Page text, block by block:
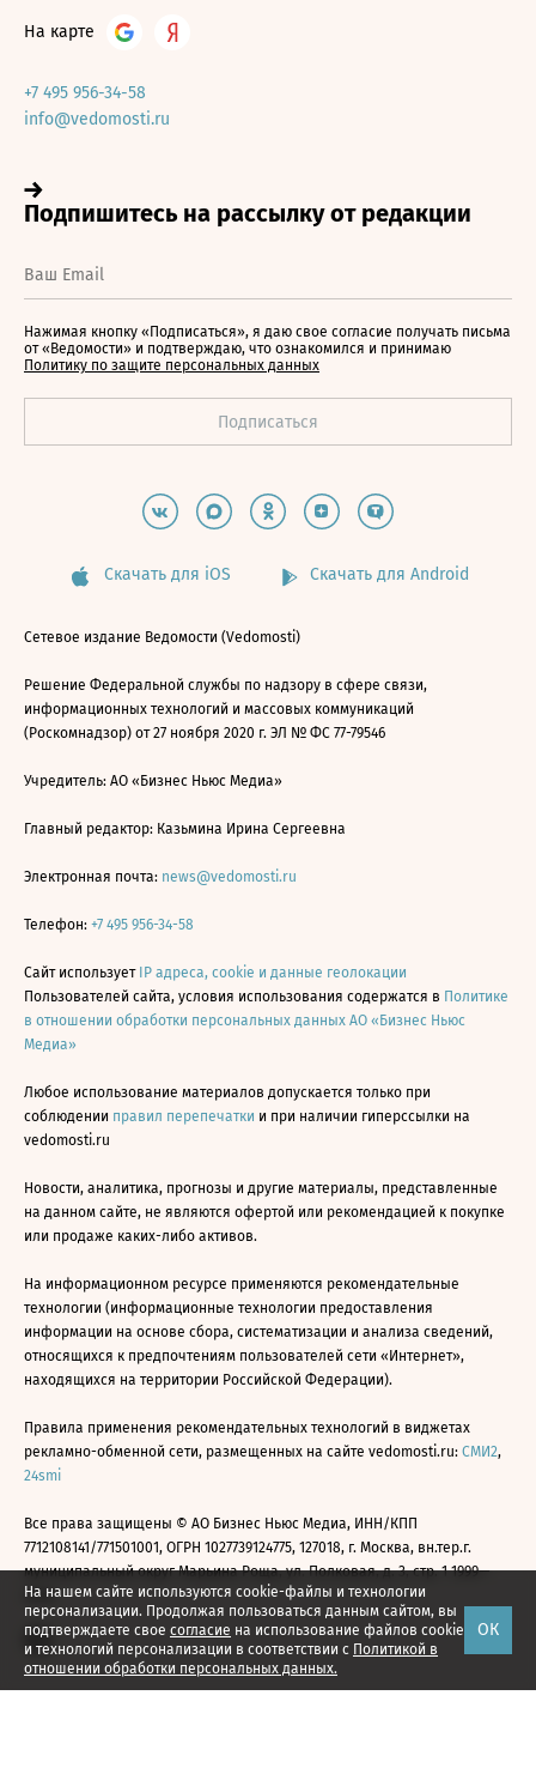
На нашем сайте используются cookie-файлы и технологии
персонализации. Продолжая пользоваться данным сайтом, вы
подтверждаете свое согласие на использование файлов cookie
и технологий персонализации в соответствии с Политикой в
отношении обработки персональных данных.
ОК
На карте
+7 495 956-34-58
info@vedomosti.ru
Нажимая кнопку «Подписаться», я даю свое согласие получать письма
от «Ведомости» и подтверждаю, что ознакомился и принимаю
Политику по защите персональных данных
Скачать для iOS Скачать для Android
Сетевое издание Ведомости (Vedomosti)
Решение Федеральной службы по надзору в сфере связи,
информационных технологий и массовых коммуникаций
(Роскомнадзор) от 27 ноября 2020 г. ЭЛ № ФС 77-79546
Учредитель: АО «Бизнес Ньюс Медиа»
Главный редактор: Казьмина Ирина Сергеевна
Электронная почта: news@vedomosti.ru
Телефон: +7 495 956-34-58
Сайт использует IP адреса, cookie и данные геолокации
Пользователей сайта, условия использования содержатся в Политике
в отношении обработки персональных данных АО «Бизнес Ньюс
Медиа»
Любое использование материалов допускается только при
соблюдении правил перепечатки и при наличии гиперссылки на
vedomosti.ru
Новости, аналитика, прогнозы и другие материалы, представленные
на данном сайте, не являются офертой или рекомендацией к покупке
или продаже каких-либо активов.
На информационном ресурсе применяются рекомендательные
технологии (информационные технологии предоставления
информации на основе сбора, систематизации и анализа сведений,
относящихся к предпочтениям пользователей сети «Интернет»,
находящихся на территории Российской Федерации).
Правила применения рекомендательных технологий в виджетах
рекламно-обменной сети, размещенных на сайте vedomosti.ru: СМИ2,
24smi
Все права защищены © АО Бизнес Ньюс Медиа, ИНН/КПП
7712108141/771501001, ОГРН 1027739124775, 127018, г. Москва, вн.тер.г.
муниципальный округ Марьина Роща, ул. Полковая, д. 3, стр. 1 1999—
2026